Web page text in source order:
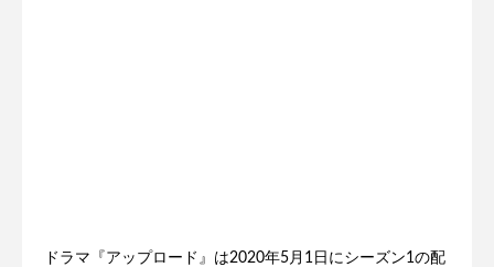
ドラマ『アップロード』は2020年5月1日にシーズン1の配